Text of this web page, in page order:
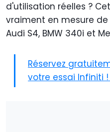
d'utilisation réelles ?
vraiment en mesure
Audi S4, BMW 340i et
Réservez
votre essai Infiniti !